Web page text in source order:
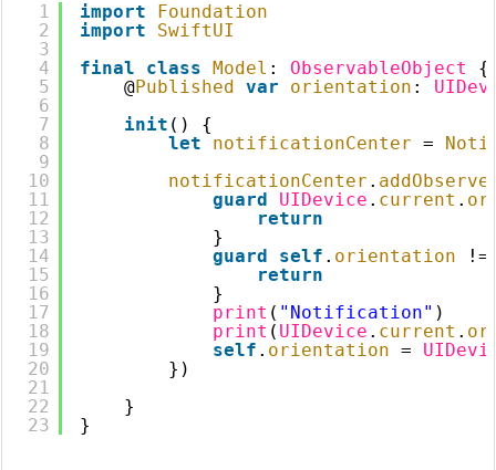
1
2
3
4
5
6
7
8
9
10
11
12
13
14
15
16
17
18
19
20
21
22
23
import
Foundation
import
SwiftUI
final
class Model : ObservableObject
{
@Published var orientation :
init () {
let
notificationCenter =
notificationCenter .
guard
UIDevice . current .
return
}
guard
self . orientation
return
}
print ( "Notification" )
print ( UIDevice . current .
self . orientation =
})
}
}